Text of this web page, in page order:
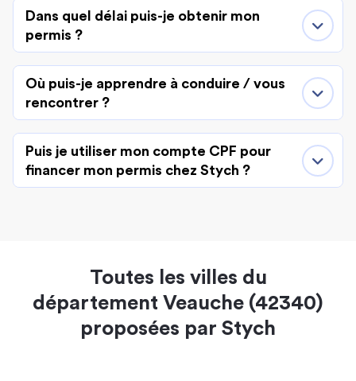
Dans quel délai puis-je obtenir mon
permis ?
Où puis-je apprendre à conduire / vous
rencontrer ?
Puis je utiliser mon compte CPF pour
financer mon permis chez Stych ?
Toutes les villes du
département Veauche (42340)
proposées par Stych